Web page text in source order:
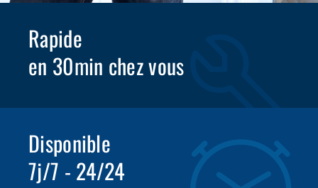
Rapide
en 30min chez vous
Disponible
7j/7 - 24/24